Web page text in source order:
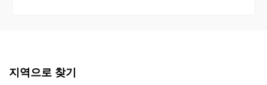
지역으로 찾기